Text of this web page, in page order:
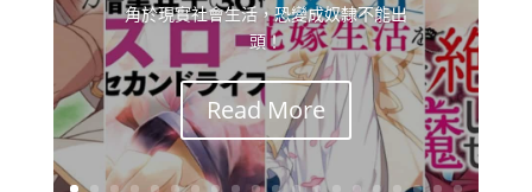
角於現實社會生活，恐變成奴隸不能出
頭！
Read More